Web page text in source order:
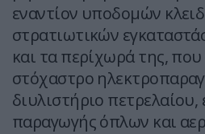
εναντίον υποδομών
στρατιωτικών
και τα περίχωρά της,
στόχαστρο
διυλιστήριο πετρελαίου,
παραγωγής όπλων και